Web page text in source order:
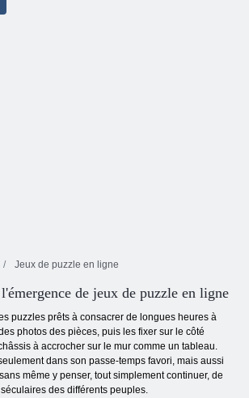
Jeux de puzzle en ligne
de jeux de puzzle en ligne
puzzles prêts à consacrer de longues heures à
photos des pièces, puis les fixer sur le côté
à accrocher sur le mur comme un tableau.
dans son passe-temps favori, mais aussi
même y penser, tout simplement continuer, de
des différents peuples.